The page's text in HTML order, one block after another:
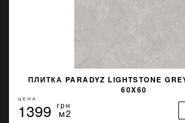
ПЛИТКА PARADYZ LIGHTSTONE
60X60
ЦЕНА
1399 грн
м2